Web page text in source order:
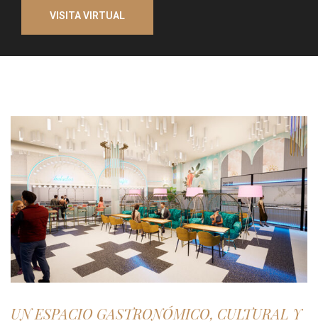
VISITA VIRTUAL
UN ESPACIO GASTRONÓMICO, CULTURAL Y